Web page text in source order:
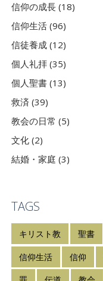
信仰の成長 (18)
信仰生活 (96)
信徒養成 (12)
個人礼拝 (35)
個人聖書 (13)
救済 (39)
教会の日常 (5)
文化 (2)
結婚・家庭 (3)
TAGS
キリスト教 聖書
信仰生活 信仰